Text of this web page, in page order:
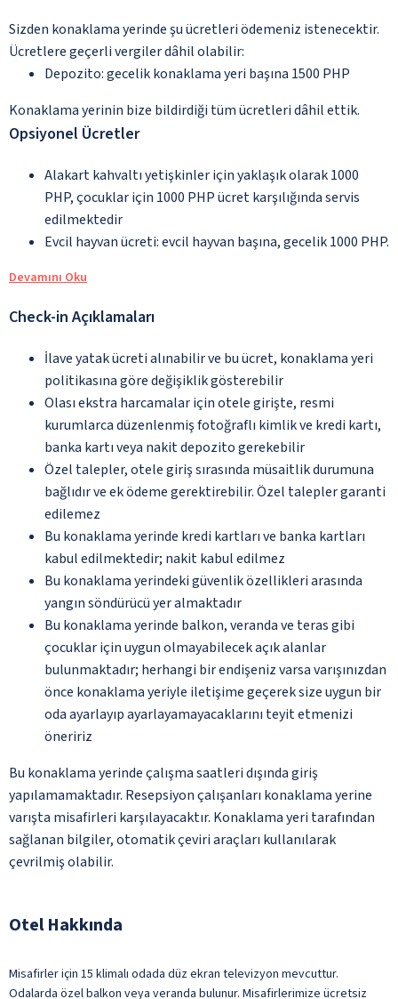
Sizden konaklama yerinde şu ücretleri ödemeniz istenecektir.
Ücretlere geçerli vergiler dâhil olabilir:
Depozito: gecelik konaklama yeri başına 1500 PHP
Konaklama yerinin bize bildirdiği tüm ücretleri dâhil ettik.
Opsiyonel Ücretler
Alakart kahvaltı yetişkinler için yaklaşık olarak 1000
PHP, çocuklar için 1000 PHP ücret karşılığında servis
edilmektedir
Evcil hayvan ücreti: evcil hayvan başına, gecelik 1000 PHP.
Devamını Oku
Check-in Açıklamaları
İlave yatak ücreti alınabilir ve bu ücret, konaklama yeri
politikasına göre değişiklik gösterebilir
Olası ekstra harcamalar için otele girişte, resmi
kurumlarca düzenlenmiş fotoğraflı kimlik ve kredi kartı,
banka kartı veya nakit depozito gerekebilir
Özel talepler, otele giriş sırasında müsaitlik durumuna
bağlıdır ve ek ödeme gerektirebilir. Özel talepler garanti
edilemez
Bu konaklama yerinde kredi kartları ve banka kartları
kabul edilmektedir; nakit kabul edilmez
Bu konaklama yerindeki güvenlik özellikleri arasında
yangın söndürücü yer almaktadır
Bu konaklama yerinde balkon, veranda ve teras gibi
çocuklar için uygun olmayabilecek açık alanlar
bulunmaktadır; herhangi bir endişeniz varsa varışınızdan
önce konaklama yeriyle iletişime geçerek size uygun bir
oda ayarlayıp ayarlayamayacaklarını teyit etmenizi
öneririz
Bu konaklama yerinde çalışma saatleri dışında giriş
yapılamamaktadır. Resepsiyon çalışanları konaklama yerine
varışta misafirleri karşılayacaktır. Konaklama yeri tarafından
sağlanan bilgiler, otomatik çeviri araçları kullanılarak
çevrilmiş olabilir.
Otel Hakkında
Misafirler için 15 klimalı odada düz ekran televizyon mevcuttur.
Odalarda özel balkon veya veranda bulunur. Misafirlerimize ücretsiz